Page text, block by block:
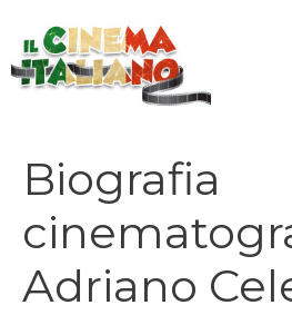
contenuto
Biografia
Adriano